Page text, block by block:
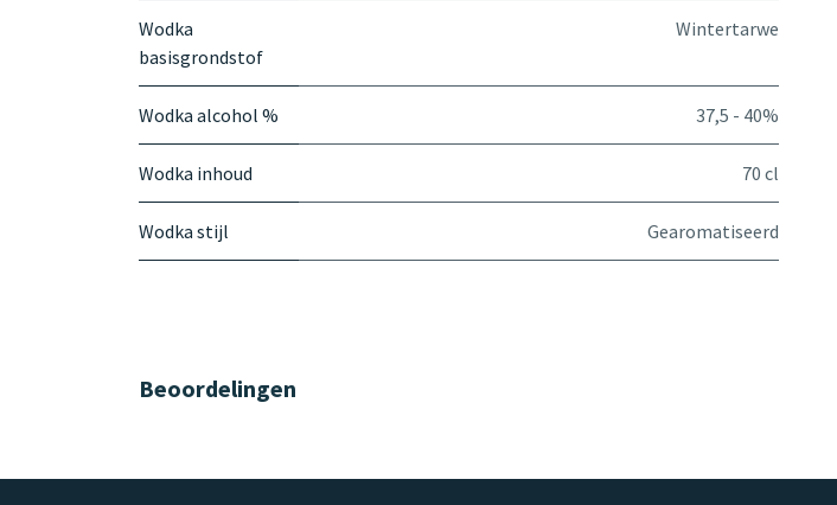
Wodka
basisgrondstof
Wintertarwe
Wodka alcohol % 37,5 - 40%
Wodka inhoud 70 cl
Wodka stijl Gearomatiseerd
Beoordelingen